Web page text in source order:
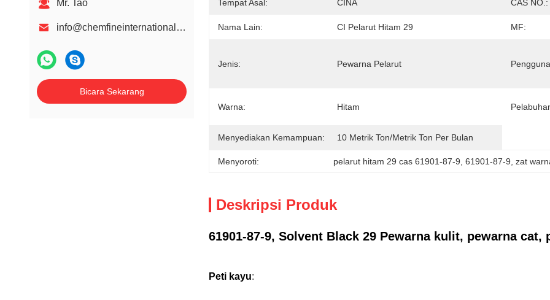
Mr. Tao
info@chemfineinternational.com
Bicara Sekarang
Tempat Asal: CINA CAS NO.:
Nama Lain: CI Pelarut Hitam 29 MF:
Jenis: Pewarna Pelarut
Warna: Hitam
Menyediakan Kemampuan: 10 Metrik Ton/Metrik Ton Per Bulan
Menyoroti: pelarut hitam 29 cas 61901-87-9 , 61901-87-9 , zat
Deskripsi Produk
61901-87-9, Solvent Black 29 Pewarna kulit, pewarna
Peti kayu: